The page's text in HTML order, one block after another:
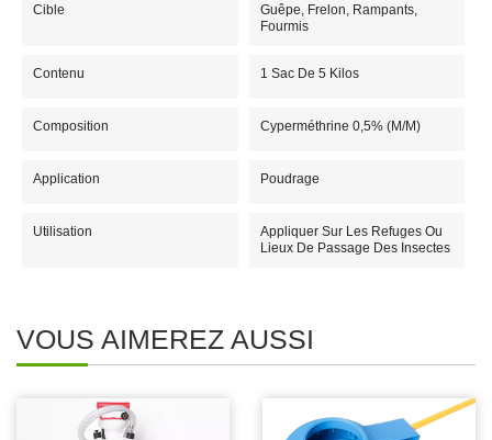
Cible
Guêpe, Frelon, Rampants,
Fourmis
Contenu 1 Sac De 5 Kilos
Composition Cyperméthrine 0,5% (m/m)
Application Poudrage
Utilisation
Appliquer Sur Les Refuges Ou
Lieux De Passage Des Insectes
VOUS AIMEREZ AUSSI